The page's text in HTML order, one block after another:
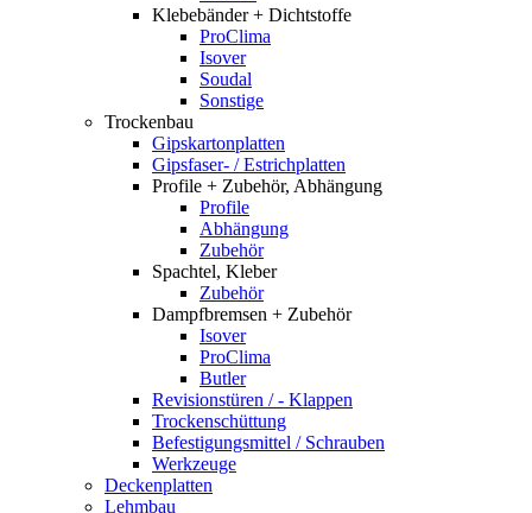
Klebebänder + Dichtstoffe
ProClima
Isover
Soudal
Sonstige
Trockenbau
Gipskartonplatten
Gipsfaser- / Estrichplatten
Profile + Zubehör, Abhängung
Profile
Abhängung
Zubehör
Spachtel, Kleber
Zubehör
Dampfbremsen + Zubehör
Isover
ProClima
Butler
Revisionstüren / - Klappen
Trockenschüttung
Befestigungsmittel / Schrauben
Werkzeuge
Deckenplatten
Lehmbau